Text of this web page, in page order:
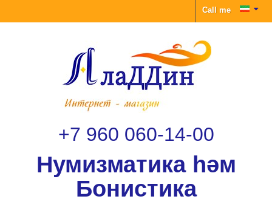
Call me
+7 960 060-14-00
Нумизматика һәм
Бонистика